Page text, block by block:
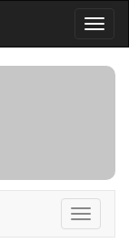
Toggle